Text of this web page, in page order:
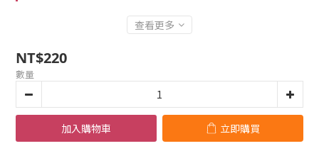
查看更多
NT$220
數量
加入購物車 立即購買